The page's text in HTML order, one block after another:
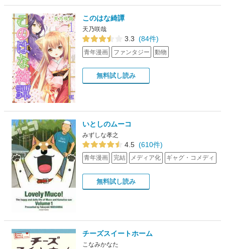
このはな綺譚
天乃咲哉
3.3 (84件)
青年漫画 ファンタジー 動物
無料試し読み
いとしのムーコ
みずしな孝之
4.5 (610件)
青年漫画 完結 メディア化 ギャグ・コメディ
無料試し読み
チーズスイートホーム
こなみかなた